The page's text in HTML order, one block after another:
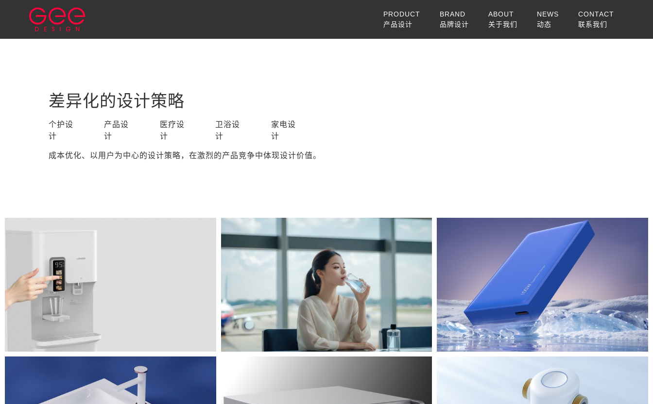
PRODUCT
产品设计
BRAND
品牌设计
ABOUT
关于我们
NEWS
动态
CONTACT
联系我们
差异化的设计策略
个护设
计
产品设
计
医疗设
计
卫浴设
计
家电设
计
成本优化、以用户为中心的设计策略，在激烈的产品竞争中体现设计价值。
商用饮水机设计 充电器工业设计
充电器哪个品牌好
测温仪设计-钣金设备设
电商前置过滤器工业设